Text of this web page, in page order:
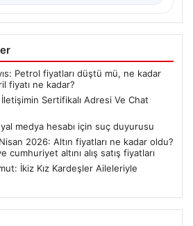
Petrol fiyatları düştü mü, ne kadar
fiyatı ne kadar?
Sertifikalı Adresi Ve Chat
medya hesabı için suç duyurusu
2026: Altın fiyatları ne kadar oldu?
cumhuriyet altını alış satış fiyatları
İkiz Kız Kardeşler Aileleriyle